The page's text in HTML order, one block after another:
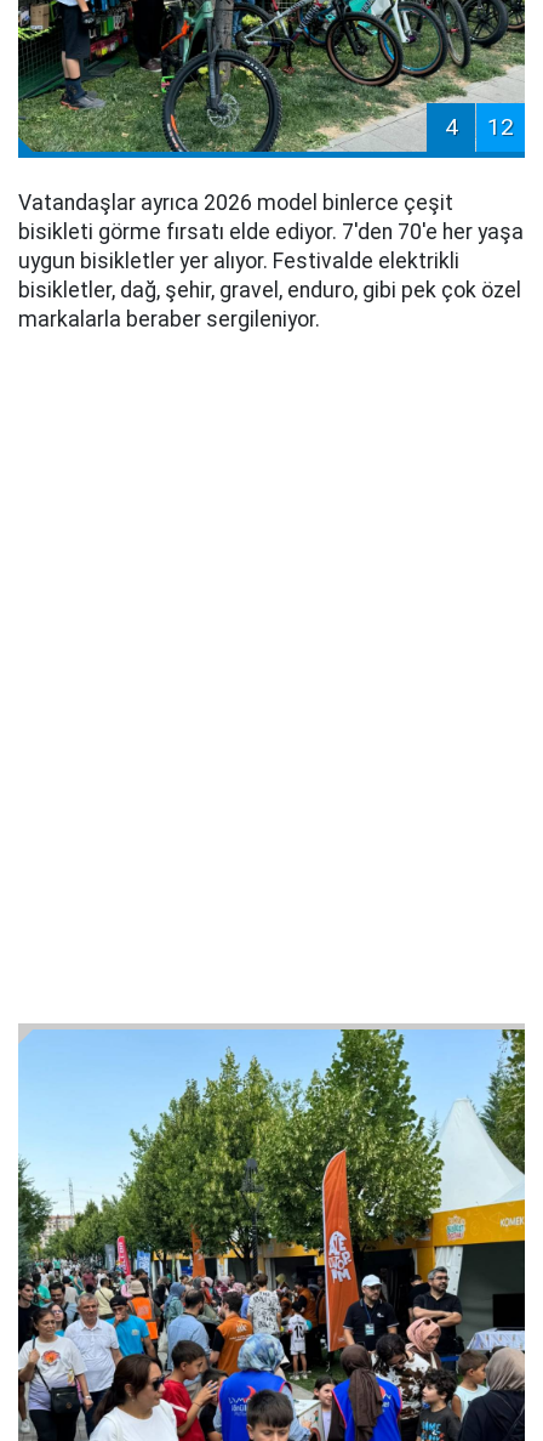
4 12
Vatandaşlar ayrıca 2026 model binlerce çeşit
bisikleti görme fırsatı elde ediyor. 7'den 70'e her yaşa
uygun bisikletler yer alıyor. Festivalde elektrikli
bisikletler, dağ, şehir, gravel, enduro, gibi pek çok özel
markalarla beraber sergileniyor.